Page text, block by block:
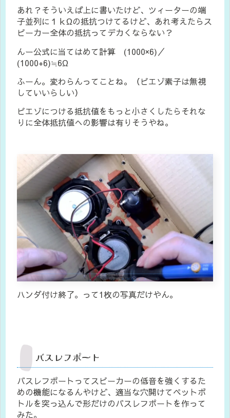
あれ？そういえば上に書いたけど、ツィーターの端
子並列に１ｋΩの抵抗つけてるけど、あれ考えたらス
ピーカー全体の抵抗ってデカくならない？
んー公式に当てはめて計算 (1000×6)／
(1000+6)≒6Ω
ふーん。変わらんってことね。（ピエゾ素子は無視
していいらしい）
ピエゾにつける抵抗値をもっと小さくしたらそれな
りに全体抵抗値への影響は有りそうやね。
ハンダ付け終了。って1枚の写真だけやん。
バスレフポート
バスレフポートってスピーカーの低音を強くするた
めの機能になるんやけど、適当な穴開けてペットボ
トルを突っ込んで形だけのバスレフポートを作って
みた。